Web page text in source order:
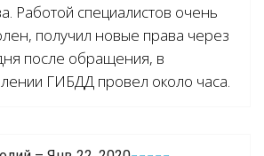
Работой специалистов очень
получил новые права через
после обращения, в
ГИБДД провел около часа.